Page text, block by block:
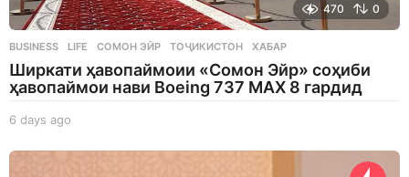
470 0
BUSINESS ,LIFE СОМОН ЭЙР ,ТОҶИКИСТОН ,ХАБАР
Ширкати ҳавопаймоии «Сомон Эйр» соҳиби
ҳавопаймои нави Boeing 737 MAX 8 гардид
6 days ago
a